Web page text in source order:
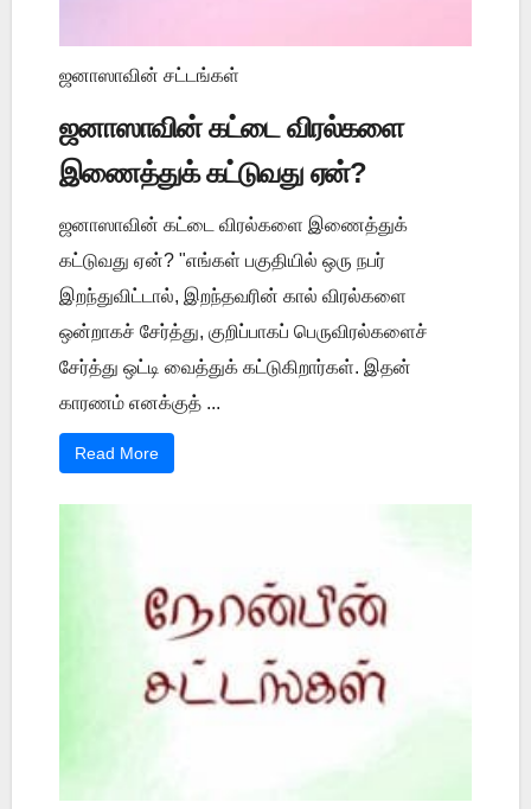
ஜனாஸாவின் சட்டங்கள்
ஜனாஸாவின் கட்டை விரல்களை
இணைத்துக் கட்டுவது ஏன்?
ஜனாஸாவின் கட்டை விரல்களை இணைத்துக்
கட்டுவது ஏன்? "எங்கள் பகுதியில் ஒரு நபர்
இறந்துவிட்டால், இறந்தவரின் கால் விரல்களை
ஒன்றாகச் சேர்த்து, குறிப்பாகப் பெருவிரல்களைச்
சேர்த்து ஒட்டி வைத்துக் கட்டுகிறார்கள். இதன்
காரணம் எனக்குத் ...
Read More